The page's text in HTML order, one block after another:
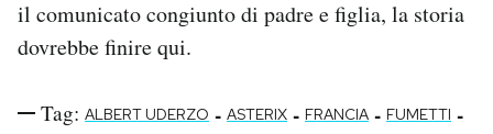
il comunicato congiunto di padre e figlia, la storia
dovrebbe finire qui.
Tag: ALBERT UDERZO - ASTERIX - FRANCIA - FUMETTI -